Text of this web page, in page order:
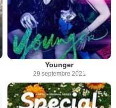
Younger
29 septembre 2021